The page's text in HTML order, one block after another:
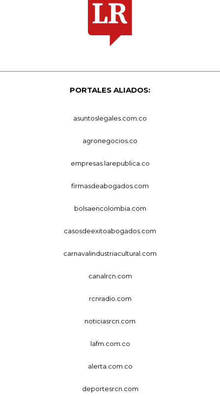
PORTALES ALIADOS:
asuntoslegales.com.co
agronegocios.co
empresas.larepublica.co
firmasdeabogados.com
bolsaencolombia.com
casosdeexitoabogados.com
carnavalindustriacultural.com
canalrcn.com
rcnradio.com
noticiasrcn.com
lafm.com.co
alerta.com.co
deportesrcn.com